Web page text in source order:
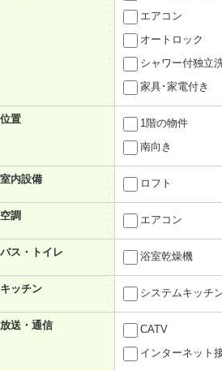
エアコン
オートロック
シャワー付独立
家具･家電付き
位置 1階の物件
南向き
室内設備 ロフト
空調 エアコン
バス・トイレ 浴室乾燥機
キッチン システムキッチ
放送・通信 CATV
インターネット